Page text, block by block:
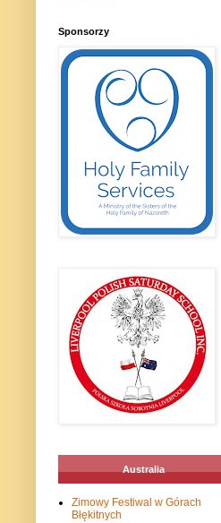
Sponsorzy
Australia
Zimowy Festiwal w Górach
Błękitnych